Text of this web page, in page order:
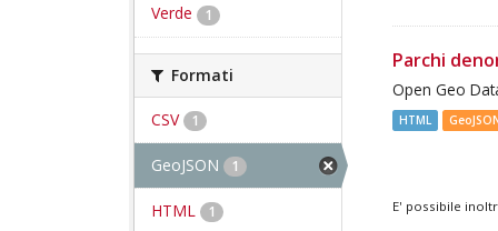
Verde 1
Formati
CSV 1
GeoJSON 1
HTML 1
Parchi
Open Geo
HTML
E' possibile